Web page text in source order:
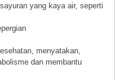
yang kaya air, seperti
menyatakan,
dan membantu